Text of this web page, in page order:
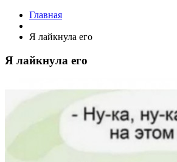
Главная
Я лайкнула его
Я лайкнула его